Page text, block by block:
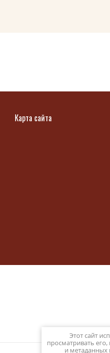
Этот сайт
просматривать
и метаданных
Карта сайта